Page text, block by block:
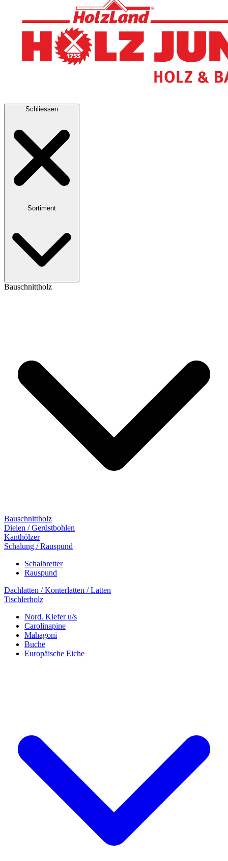
Schliessen
Sortiment
Bauschnittholz
Bauschnittholz
Dielen / Gerüstbohlen
Kanthölzer
Schalung / Rauspund
Schalbretter
Rauspund
Dachlatten / Konterlatten / Latten
Tischlerholz
Nord. Kiefer u/s
Carolinapine
Mahagoni
Buche
Europäische Eiche